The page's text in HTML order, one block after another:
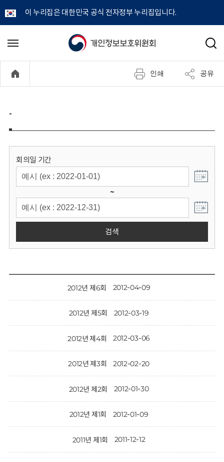
이 누리집은 대한민국 공식 전자정부 누리집입니다.
개
정
보
위
원
회
메
기
검
인쇄 공유
-
회의일 기간
~
검색
2012년 제6회 2012-04-09
2012년 제5회 2012-03-19
2012년 제4회 2012-03-06
2012년 제3회 2012-02-20
2012년 제2회 2012-01-30
2012년 제1회 2012-01-09
2011년 제1회 2011-12-12